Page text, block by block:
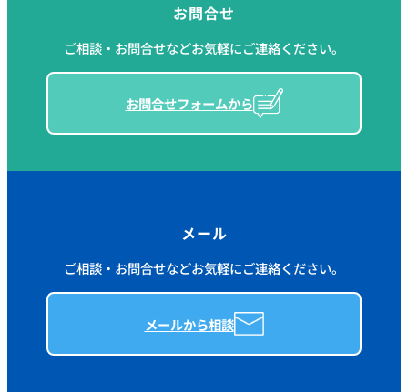
お問合せ
ご相談・お問合せなどお気軽にご連絡ください。
お問合せフォームから
メール
ご相談・お問合せなどお気軽にご連絡ください。
メールから相談